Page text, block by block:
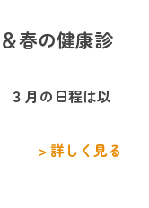
春の健康診
３月の日程は以
> 詳しく見る